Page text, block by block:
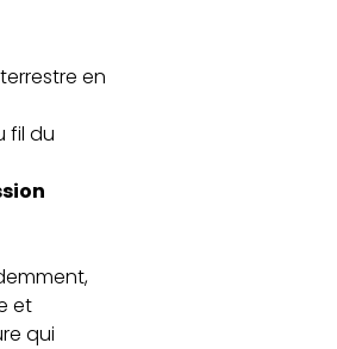
en
fil du
et
qui